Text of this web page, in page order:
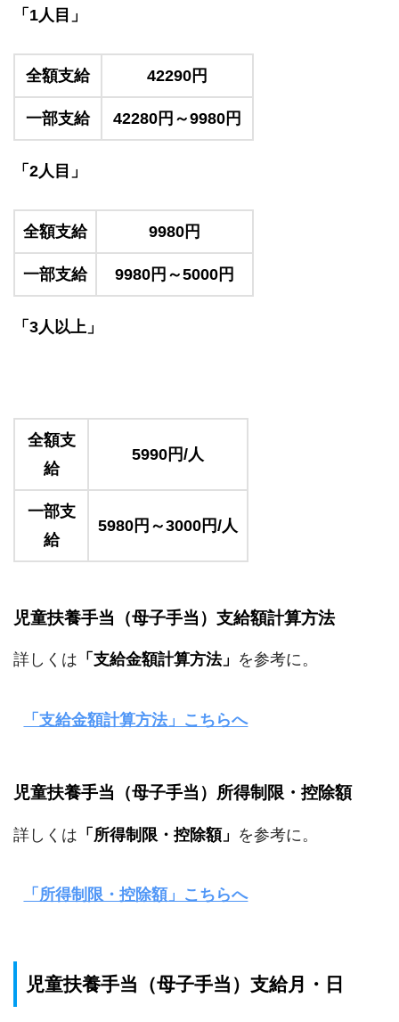
「1人目」
全額支給 42290円
一部支給 42280円～9980円
「2人目」
全額支給 9980円
一部支給 9980円～5000円
「3人以上」
全額支
給
5990円/人
一部支
給
5980円～3000円/人
児童扶養手当（母子手当）支給額計算方法
詳しくは 「支給金額計算方法」 を参考に。
「支給金額計算方法」こちらへ
児童扶養手当（母子手当）所得制限・控除額
詳しくは 「所得制限・控除額」 を参考に。
「所得制限・控除額」こちらへ
児童扶養手当（母子手当）支給月・日